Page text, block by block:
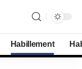
Habillement